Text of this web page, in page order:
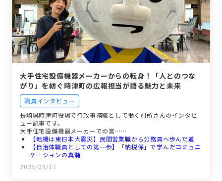
大手住宅設備機器メーカーからの転身！「人とのつな
がり」を紡ぐ時津町の広報担当が語る魅力と未来
職員インタビュー
長崎県時津町役場で行政事務職として働く別所さんのインタビ
ュー記事です。
大手住宅設備機器メーカーでの営…
【転機は東日本大震災】民間営業職から公務員へ歩んだ道
【自治体職員としての第一歩】「納税係」で学んだコミュニ
ケーションの真髄
【町民の声を形に】「広報」で感じる、生み出す喜びと社会
への貢献
2025/09/17